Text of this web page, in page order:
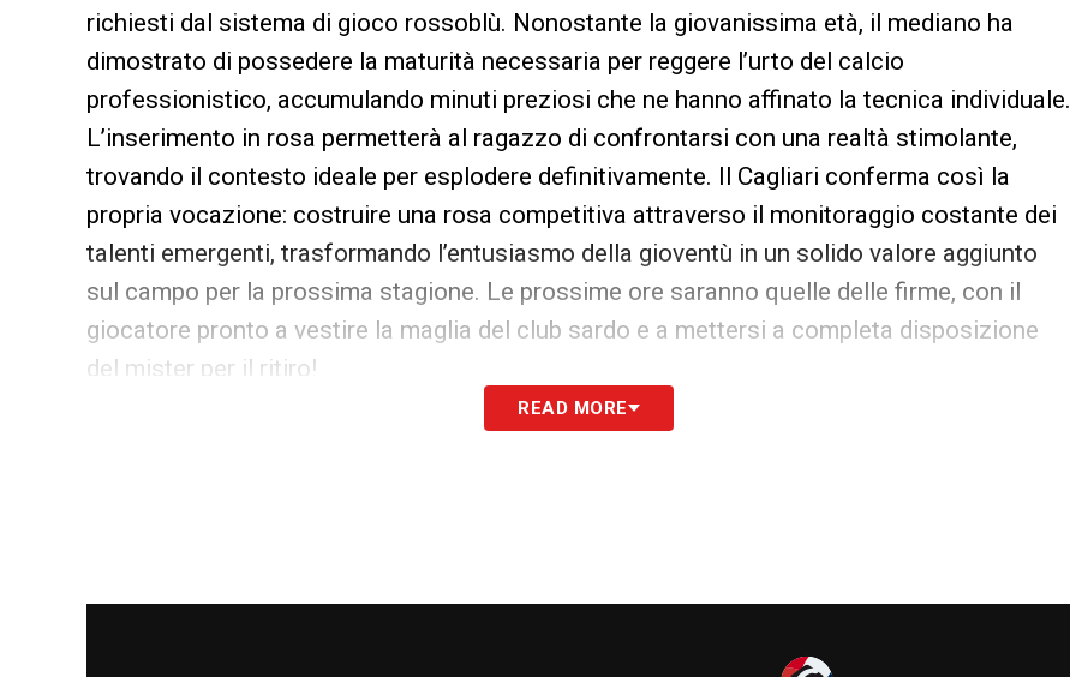
richiesti dal sistema di gioco rossoblù. Nonostante la giovanissima età, il mediano ha
dimostrato di possedere la maturità necessaria per reggere l’urto del calcio
professionistico, accumulando minuti preziosi che ne hanno affinato la tecnica individuale.
L’inserimento in rosa permetterà al ragazzo di confrontarsi con una realtà stimolante,
trovando il contesto ideale per esplodere definitivamente. Il Cagliari conferma così la
propria vocazione: costruire una rosa competitiva attraverso il monitoraggio costante dei
talenti emergenti, trasformando l’entusiasmo della gioventù in un solido valore aggiunto
sul campo per la prossima stagione. Le prossime ore saranno quelle delle firme, con il
giocatore pronto a vestire la maglia del club sardo e a mettersi a completa disposizione
del mister per il ritiro!
READ MORE